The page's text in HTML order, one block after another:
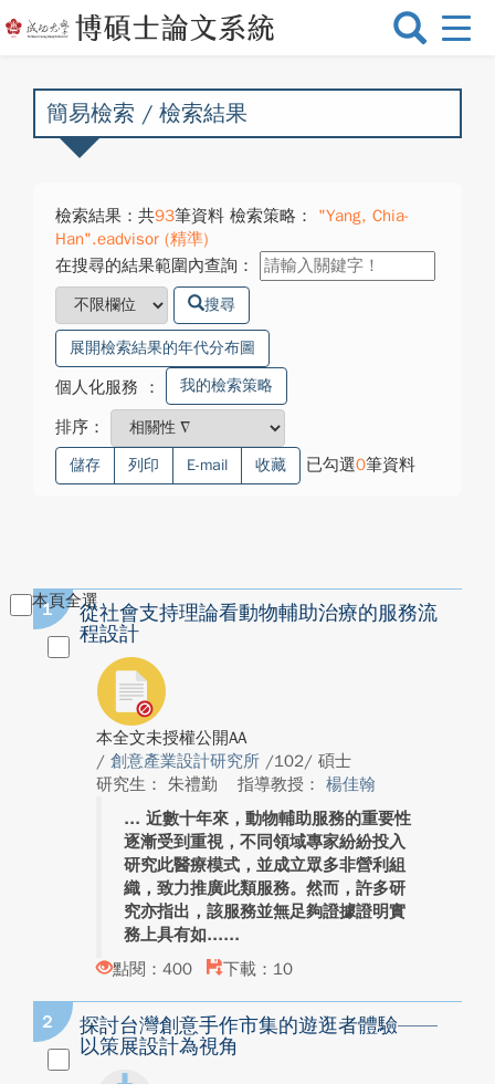
選
換
簡易檢索 / 檢索結果
檢索結果：共93筆資料 檢索策略：
"Yang, Chia-
Han".eadvisor (精準)
在搜尋的結果範圍內查詢：
搜尋
展開檢索結果的年代分布圖
個人化服務 ： 我的檢索策略
排序：
儲存 列印 E-mail 收藏 已勾選0筆資料
本頁全選
1
從社會支持理論看動物輔助治療的服務流
程設計
本全文未授權公開AA
/ 創意產業設計研究所 /102/ 碩士
研究生： 朱禮勤
指導教授： 楊佳翰
近數十年來，動物輔助服務的重要性
逐漸受到重視，不同領域專家紛紛投入
研究此醫療模式，並成立眾多非營利組
織，致力推廣此類服務。然而，許多研
究亦指出，該服務並無足夠證據證明實
務上具有如...
點閱：400
下載：10
2
探討台灣創意手作市集的遊逛者體驗——
以策展設計為視角